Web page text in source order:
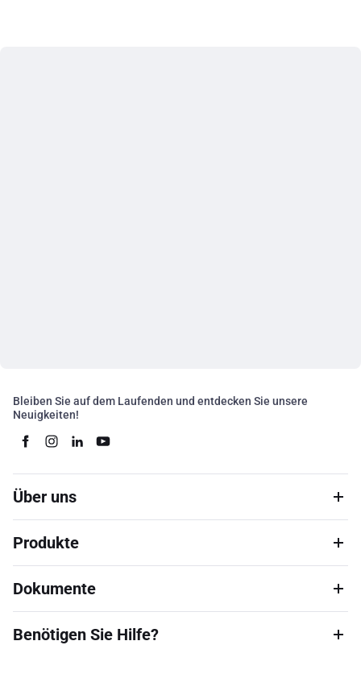
Bleiben Sie auf dem Laufenden und entdecken Sie unsere
Neuigkeiten!
Über uns
Produkte
Dokumente
Benötigen Sie Hilfe?